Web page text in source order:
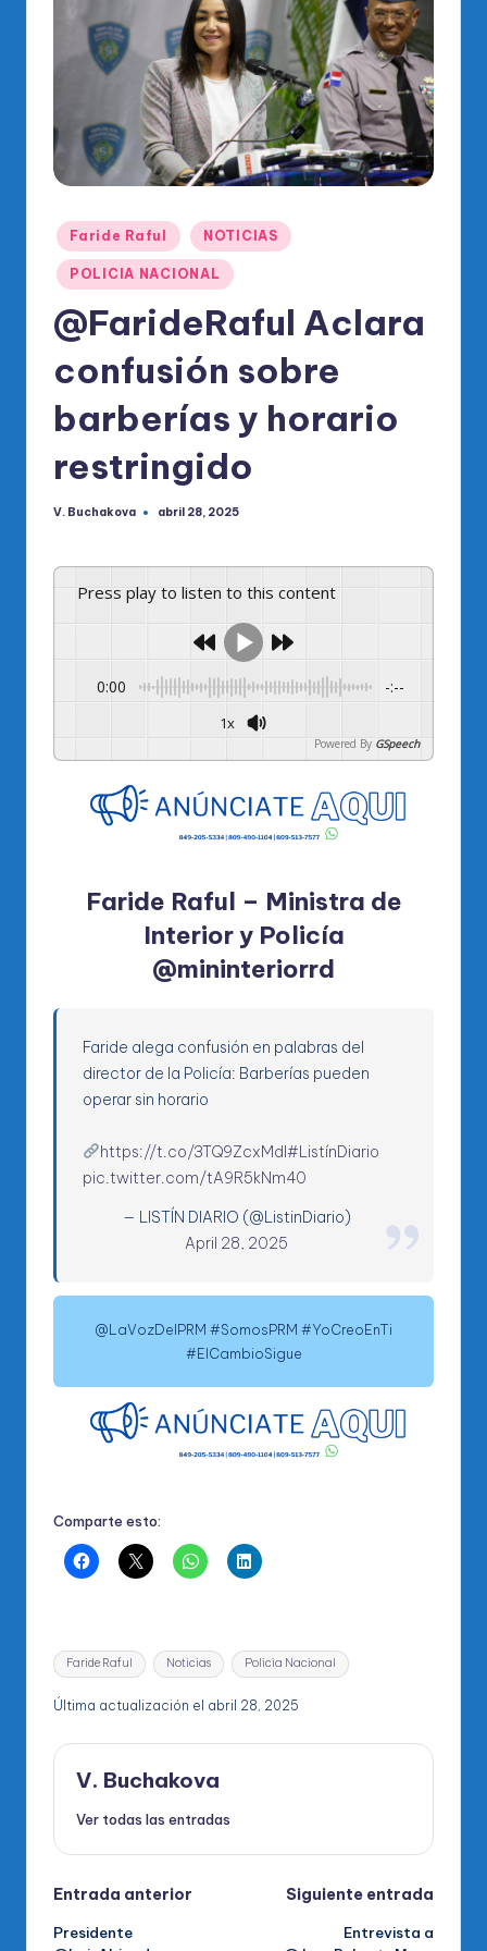
O
fi
al
el
R
M
Publicado
en
Faride Raful NOTICIAS
POLICIA NACIONAL
@FarideRaful Aclara
confusión sobre
barberías y horario
restringido
Publicado
V. Buchakova abril 28, 2025
Press play to listen to this content
0:00 -:--
1x
Powered By GSpeech
Faride Raful – Ministra de
Interior y Policía
@mininteriorrd
Faride alega confusión en palabras del
director de la Policía: Barberías pueden
operar sin horario
https://t.co/3TQ9ZcxMdI#ListínDiario
pic.twitter.com/tA9R5kNm40
— LISTÍN DIARIO (@ListinDiario)
April 28, 2025
@LaVozDelPRM #SomosPRM #YoCreoEnTi
#ElCambioSigue
Comparte esto:
Etiquetas:
Faride Raful Noticias Policia Nacional
Última actualización el abril 28, 2025
V. Buchakova
Ver todas las entradas
Navegación
Entrada anterior
Presidente
Siguiente entrada
Entrevista a